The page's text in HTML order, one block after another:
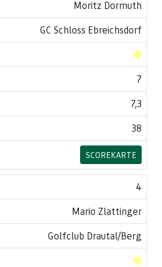
Moritz Dormuth
GC Schloss Ebreichsdorf
7
7,3
38
SCOREKARTE
4
Mario Zlattinger
Golfclub Drautal/Berg